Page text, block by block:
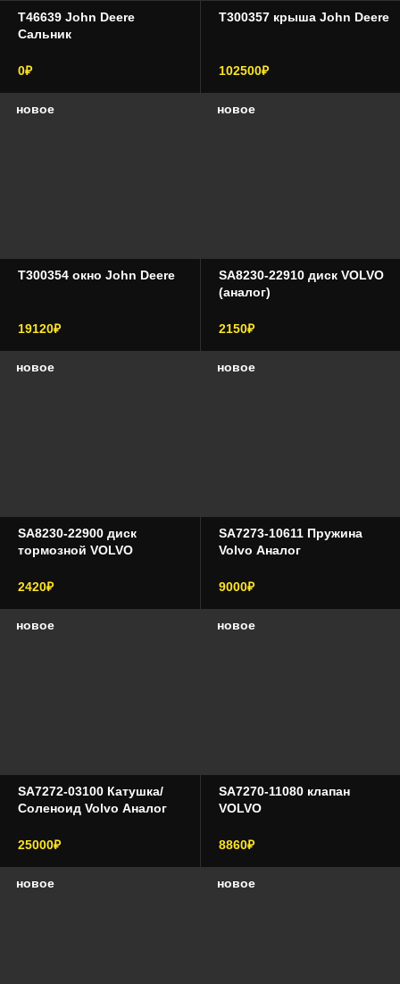
T46639 John Deere
Сальник
0₽
T300357 крыша John Deere
102500₽
новое
T300354 окно John Deere
19120₽
новое
SA8230-22910 диск VOLVO
(аналог)
2150₽
новое
SA8230-22900 диск
тормозной VOLVO
2420₽
новое
SA7273-10611 Пружина
Volvo Аналог
9000₽
новое
SA7272-03100 Катушка/
Соленоид Volvo Аналог
25000₽
новое
SA7270-11080 клапан
VOLVO
8860₽
новое новое